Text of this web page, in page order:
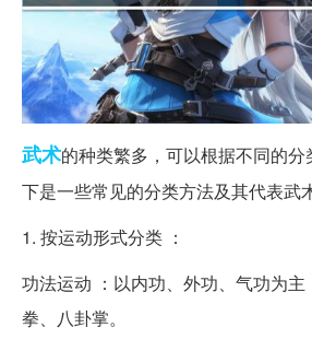
武术的种类繁多，可以根据不同的
下是一些常见的分类方法及其代表武
1. 按运动形式分类 ：
功法运动 ：以内功、外功、气功为
拳、八卦掌。